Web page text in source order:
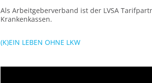
Als Arbeitgeberverband ist der LVSA
Krankenkassen.
(K)EIN LEBEN OHNE LKW